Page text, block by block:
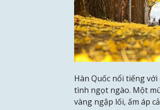
Hàn Quốc nổi tiếng
tình ngọt ngào. Một
vàng ngập lối, ấm áp